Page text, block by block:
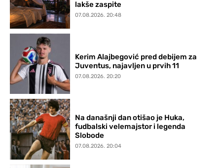
lakše zaspite
07.08.2026. 20:48
Kerim Alajbegović pred debijem za
Juventus, najavljen u prvih 11
07.08.2026. 20:20
Na današnji dan otišao je Huka,
fudbalski velemajstor i legenda
Slobode
07.08.2026. 20:04